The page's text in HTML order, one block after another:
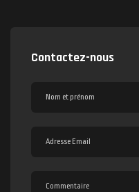
Contactez-nous